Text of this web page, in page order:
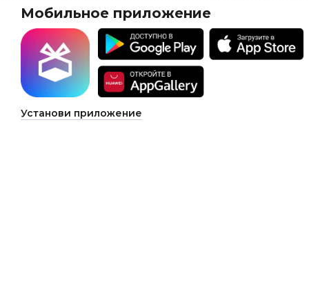
Мобильное приложение
Установи приложение